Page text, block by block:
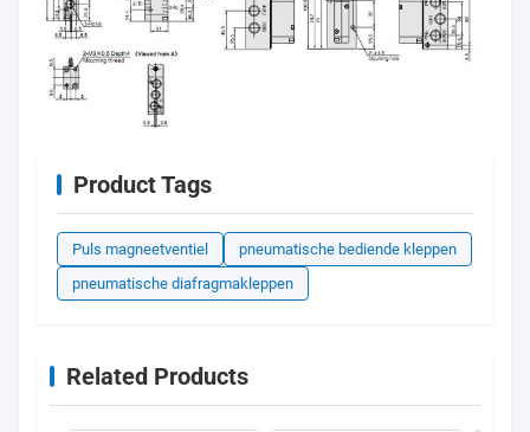
Product Tags
Puls magneetventiel
pneumatische bediende kleppen
pneumatische diafragmakleppen
Related Products